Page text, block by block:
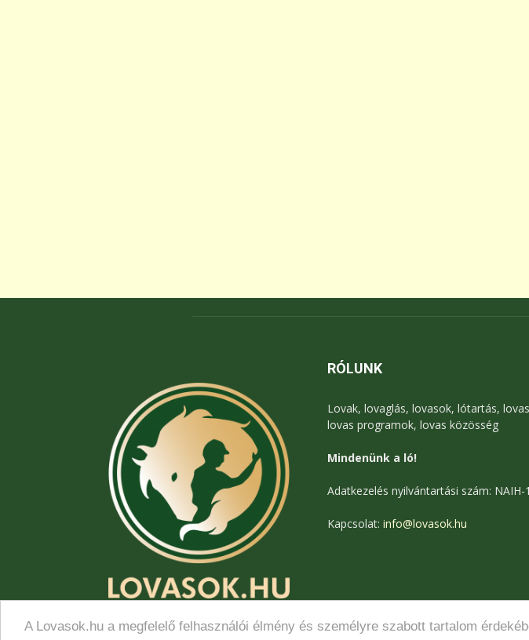
A Lovasok.hu a megfelelő felhasználói élmény és személyre szabott tartalom
RÓLUNK
Lovak, lovaglás, lovasok, lótartás,
lovas programok, lovas közösség
Mindenünk a ló!
Adatkezelés nyilvántartási szám:
Kapcsolat: info@lovasok.hu
Médiaajánlat
© Lovasok.hu